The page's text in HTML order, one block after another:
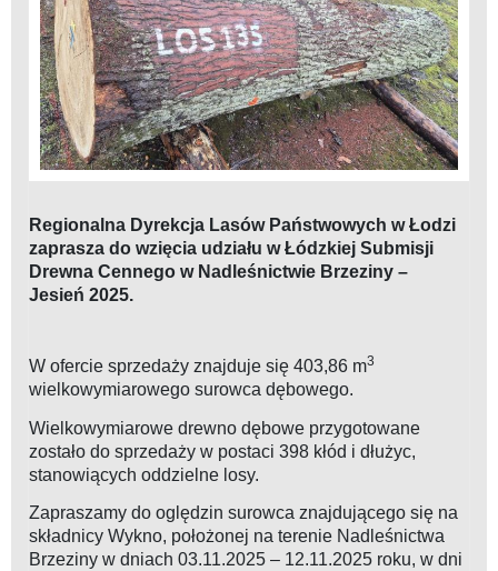
Regionalna Dyrekcja Lasów Państwowych w Łodzi
zaprasza do wzięcia udziału w Łódzkiej Submisji
Drewna Cennego w Nadleśnictwie Brzeziny –
Jesień 2025.
W ofercie sprzedaży znajduje się 403,86 m3
wielkowymiarowego surowca dębowego.
Wielkowymiarowe drewno dębowe przygotowane
zostało do sprzedaży w postaci 398 kłód i dłużyc,
stanowiących oddzielne losy.
Zapraszamy do oględzin surowca znajdującego się na
składnicy Wykno, położonej na terenie Nadleśnictwa
Brzeziny w dniach 03.11.2025 – 12.11.2025 roku, w dni